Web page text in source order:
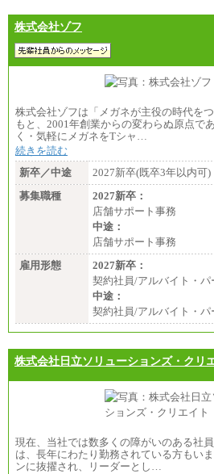
株式会社ゾフ
株式会社ゾフは「メガネが主役の時代を
もと、2001年創業からの変わらぬ原点で
く・気軽にメガネをTシャ…
続きを読む
新卒／中途
2027新卒(既卒3年以内可)
募集職種
2027新卒：
店舗サポート事務
中途：
店舗サポート事務
雇用形態
2027新卒：
契約社員/アルバイト・パ
中途：
契約社員/アルバイト・パ
株式会社日立ソリューションズ・クリ
現在、当社では数多くの障がいのある社
は、長年にわたり勤務されている方もい
ンに抜擢され、リーダーとし…